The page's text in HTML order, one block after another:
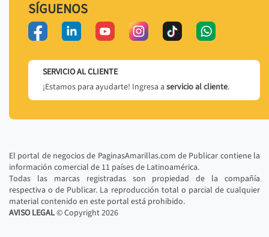
SÍGUENOS
SERVICIO AL CLIENTE
¡Estamos para ayudarte! Ingresa a servicio al cliente.
El portal de negocios de PaginasAmarillas.com de Publicar contiene la
información comercial de 11 países de Latinoamérica.
Todas las marcas registradas son propiedad de la compañía
respectiva o de Publicar. La reproducción total o parcial de cualquier
material contenido en este portal está prohibido.
AVISO LEGAL© Copyright2026